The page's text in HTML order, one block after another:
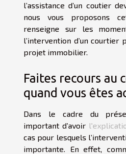
l’assistance d’un coutier
nous vous proposons
renseigne sur les
l’intervention d’un courtier
projet immobilier.
Faites recours au
quand vous êtes
Dans le cadre du
important d’avoir
cas pour lesquels
importante. En effet,